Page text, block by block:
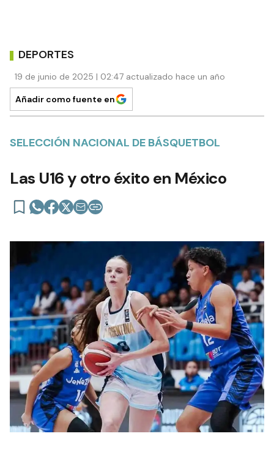
DEPORTES
19 de junio de 2025 | 02:47 actualizado hace un año
Añadir como fuente en
SELECCIÓN NACIONAL DE BÁSQUETBOL
Las U16 y otro éxito en México